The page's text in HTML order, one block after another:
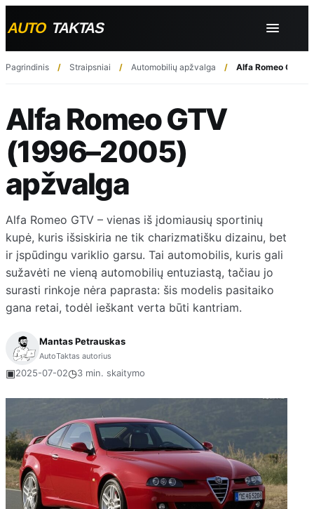
Pagrindinis Straipsniai Automobilių apžvalga Alfa Romeo GTV
Alfa Romeo GTV
(1996–2005)
apžvalga
Alfa Romeo GTV – vienas iš įdomiausių sportinių
kupė, kuris išsiskiria ne tik charizmatišku dizainu, bet
ir įspūdingu variklio garsu. Tai automobilis, kuris gali
sužavėti ne vieną automobilių entuziastą, tačiau jo
surasti rinkoje nėra paprasta: šis modelis pasitaiko
gana retai, todėl ieškant verta būti kantriam.
Mantas Petrauskas
AutoTaktas autorius
▣2025-07-02◷3 min. skaitymo